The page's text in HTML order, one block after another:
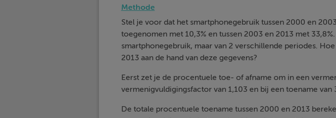
Methode
Stel je voor dat het smartphonegebruik tussen 2000 en
toegenomen met 10,3% en tussen 2003 en 2013 met
smartphonegebruik, maar van 2 verschillende periodes.
2013 aan de hand van deze gegevens?
Eerst zet je de procentuele toe- of afname om in een
vermenigvuldigingsfactor van 1,103 en bij een toename
De totale procentuele toename tussen 2000 en 2013